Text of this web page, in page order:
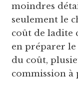
moindres
seulement le
coût de ladite
en préparer
du coût,
commission à